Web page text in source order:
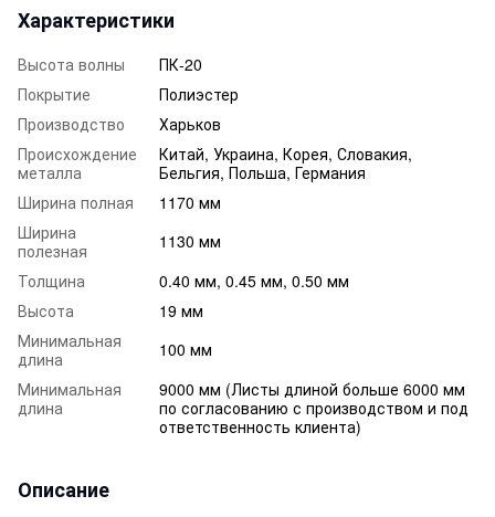
Характеристики
Высота волны
ПК-20
Покрытие
Полиэстер
Производство
Харьков
Происхождение
металла
Китай, Украина, Корея, Словакия,
Бельгия, Польша, Германия
Ширина полная
1170 мм
Ширина
полезная
1130 мм
Толщина
0.40 мм, 0.45 мм, 0.50 мм
Высота
19 мм
Минимальная
длина
100 мм
Минимальная
длина
9000 мм (Листы длиной больше 6000 мм
по согласованию с производством и под
ответственность клиента)
Описание